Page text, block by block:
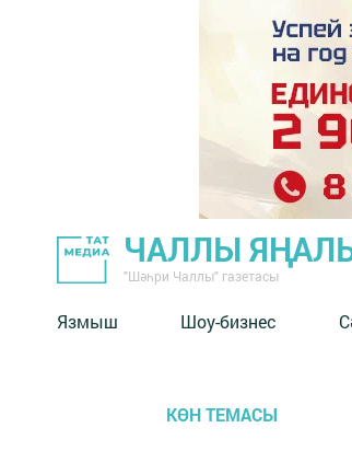
ЧАЛЛЫ
"Шәһри Чаллы" газетасы
Язмыш Шоу-бизнес
КӨН ТЕМАСЫ